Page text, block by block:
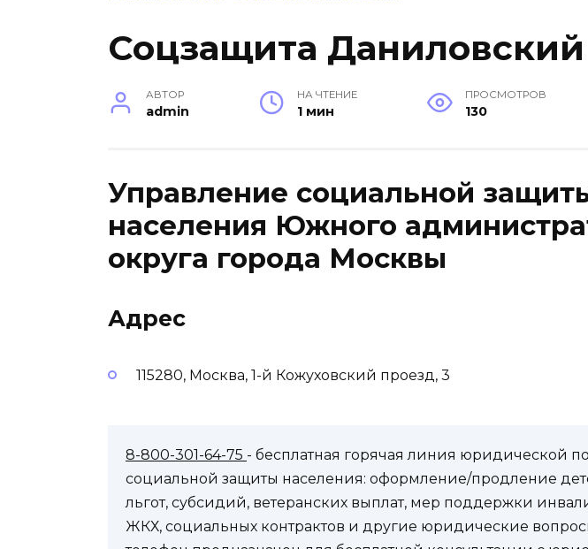
Соцзащита Даниловский
АВТОР
admin
НА ЧТЕНИЕ
1 мин
ПРОСМОТРОВ
130
Управление социальной
населения Южного
округа города Москвы
Адрес
115280, Москва, 1-й Кожуховский проезд, 3
8-800-301-64-75 - бесплатная горячая линия юридической
социальной защиты населения: оформление/продление
льгот, субсидий, ветеранских выплат, мер поддержки
ЖКХ, социальных контрактов и другие юридические